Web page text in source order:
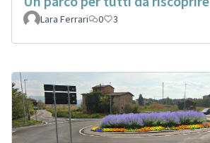
Lara Ferrari
0 3